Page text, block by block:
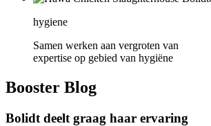
hygiene
Samen werken aan vergroten van
expertise op gebied van hygiëne
Booster Blog
Bolidt deelt graag haar ervaring